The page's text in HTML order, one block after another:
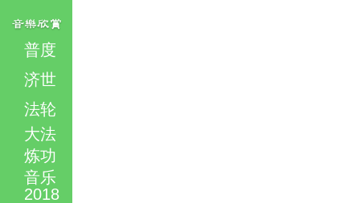
普度
济世
法轮
大法
炼功
音乐
2018